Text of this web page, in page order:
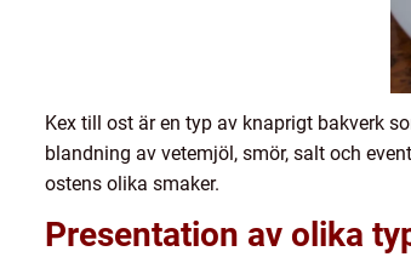
Kex till ost är en typ av knaprigt bakverk
blandning av vetemjöl, smör, salt och
ostens olika smaker.
Presentation av olika